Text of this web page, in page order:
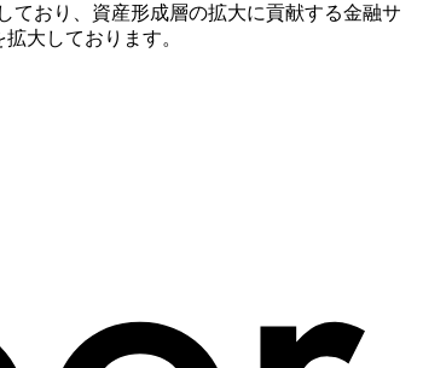
ており、資産形成層の拡大に貢献する金融サ
大しております。